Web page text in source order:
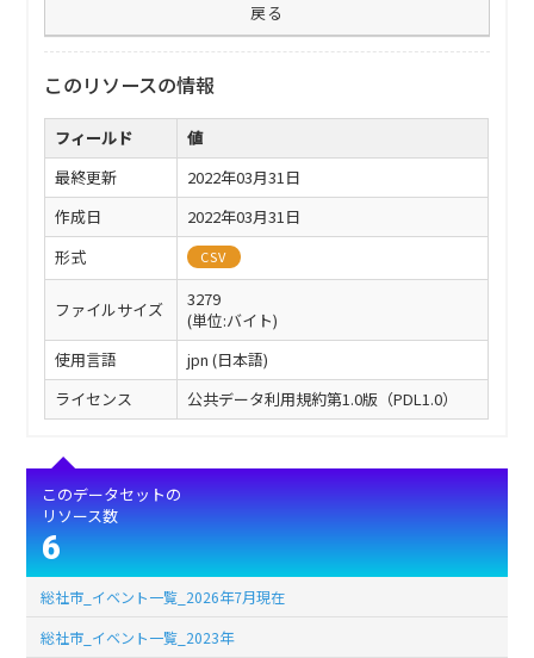
戻る
このリソースの情報
フィールド
値
最終更新
2022年03月31日
作成日
2022年03月31日
形式
CSV
ファイルサイズ
3279
(単位:バイト)
使用言語
jpn (日本語)
ライセンス
公共データ利用規約第1.0版（PDL1.0）
このデータセットの
リソース数
6
総社市_イベント一覧_2026年7月現在
総社市_イベント一覧_2023年